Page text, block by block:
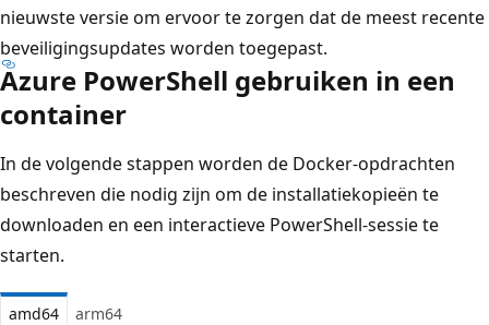
nieuwste versie om ervoor te zorgen dat de meest recente
beveiligingsupdates worden toegepast.
Azure PowerShell gebruiken in een
container
In de volgende stappen worden de Docker-opdrachten
beschreven die nodig zijn om de installatiekopieën te
downloaden en een interactieve PowerShell-sessie te
starten.
amd64 arm64